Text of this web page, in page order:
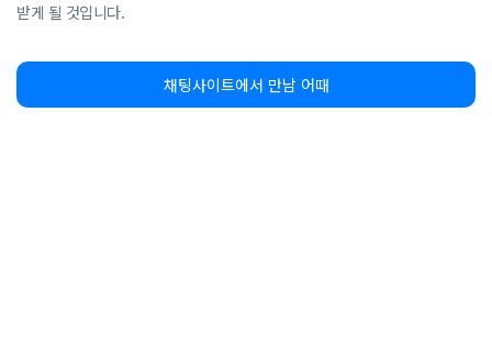
받게 될 것입니다.
채팅사이트에서 만남 어때